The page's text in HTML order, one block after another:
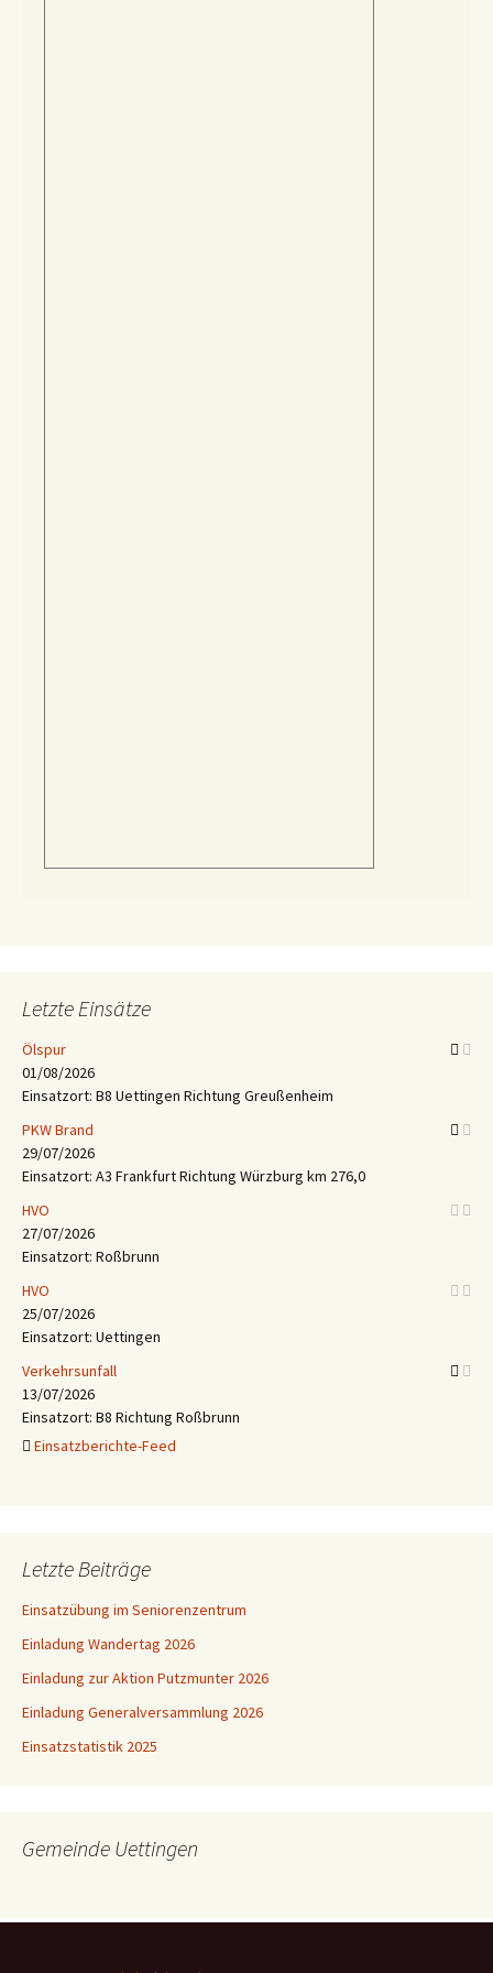
Letzte Einsätze
Ölspur
01/08/2026
Einsatzort: B8 Uettingen Richtung Greußenheim
PKW Brand
29/07/2026
Einsatzort: A3 Frankfurt Richtung Würzburg km 276,0
HVO
27/07/2026
Einsatzort: Roßbrunn
HVO
25/07/2026
Einsatzort: Uettingen
Verkehrsunfall
13/07/2026
Einsatzort: B8 Richtung Roßbrunn
Einsatzberichte-Feed
Letzte Beiträge
Einsatzübung im Seniorenzentrum
Einladung Wandertag 2026
Einladung zur Aktion Putzmunter 2026
Einladung Generalversammlung 2026
Einsatzstatistik 2025
Gemeinde Uettingen